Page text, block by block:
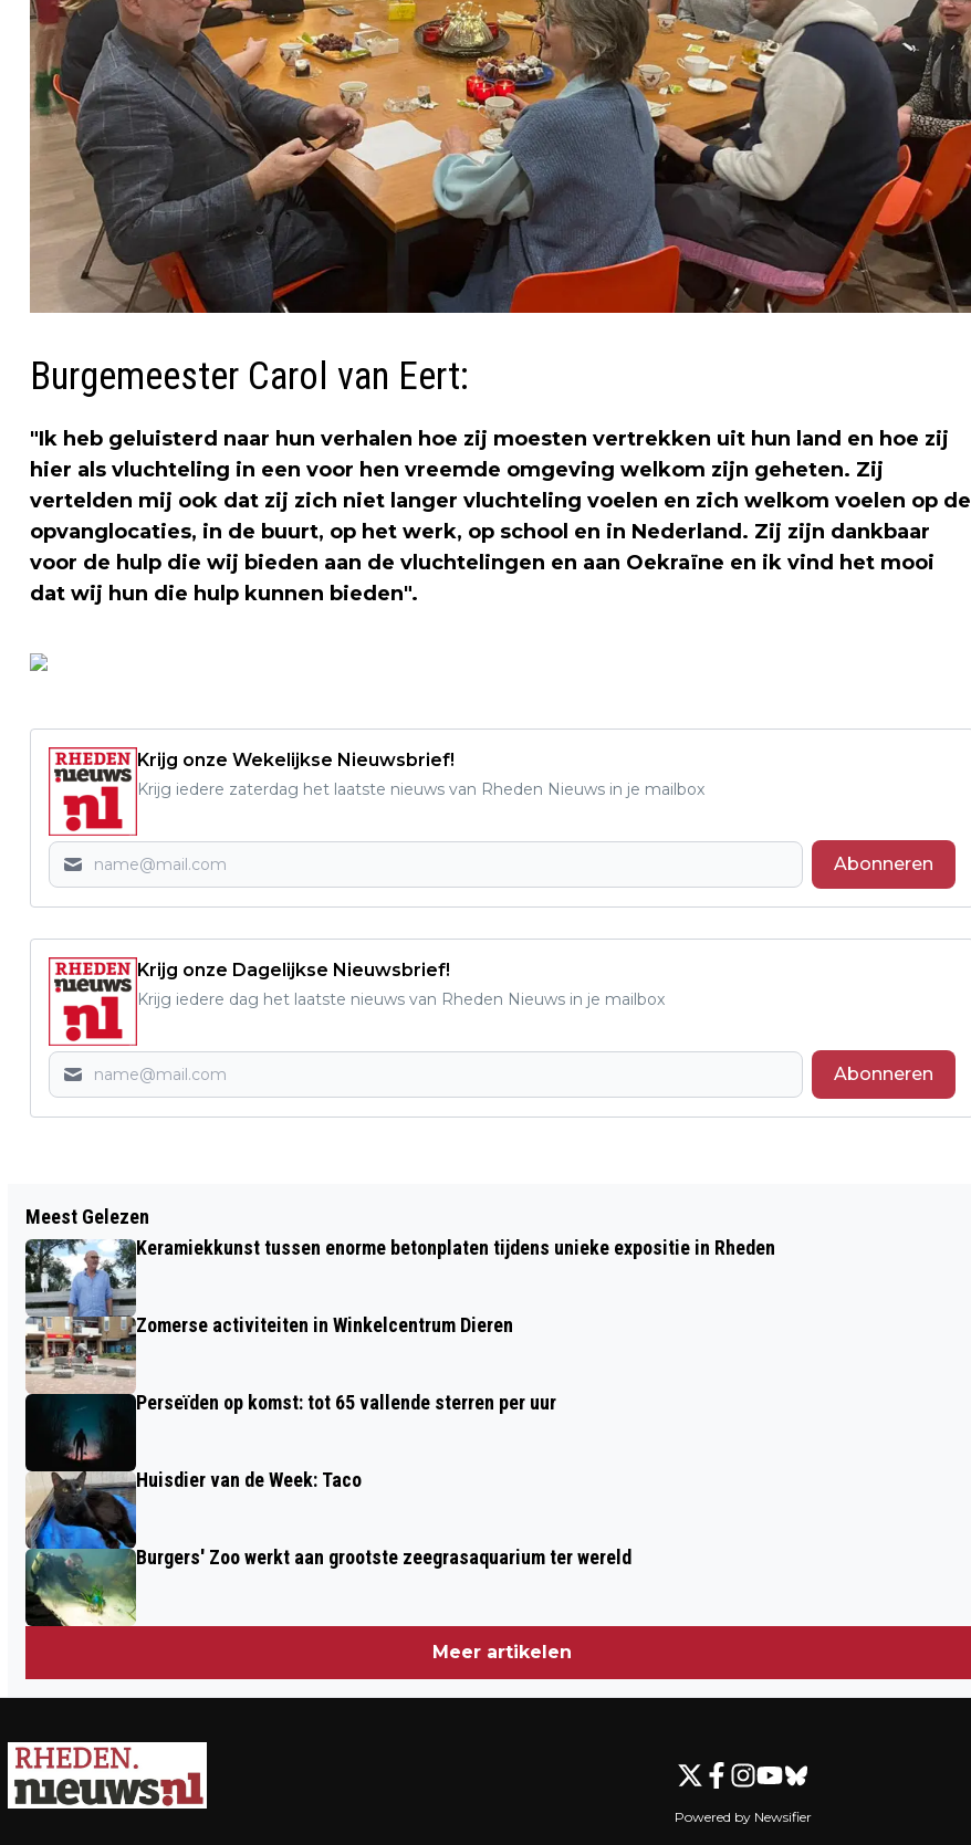
Burgemeester Carol van Eert:
"Ik heb geluisterd naar hun verhalen hoe zij moesten vertrekken uit hun land en hoe zij
hier als vluchteling in een voor hen vreemde omgeving welkom zijn geheten. Zij
vertelden mij ook dat zij zich niet langer vluchteling voelen en zich welkom voelen op de
opvanglocaties, in de buurt, op het werk, op school en in Nederland. Zij zijn dankbaar
voor de hulp die wij bieden aan de vluchtelingen en aan Oekraïne en ik vind het mooi
dat wij hun die hulp kunnen bieden".
Krijg onze Wekelijkse Nieuwsbrief!
Krijg iedere zaterdag het laatste nieuws van Rheden Nieuws in je mailbox
Abonneren
Krijg onze Dagelijkse Nieuwsbrief!
Krijg iedere dag het laatste nieuws van Rheden Nieuws in je mailbox
Abonneren
CURSUS WILDE PLANTEN BIJ KNNV
ARNHEM VANAF 29 MAART 2023
OP RHEDEN” INZENDEN TOT 1 MAART
Meest Gelezen
Keramiekkunst tussen enorme betonplaten tijdens unieke expositie in Rheden
Zomerse activiteiten in Winkelcentrum Dieren
Perseïden op komst: tot 65 vallende sterren per uur
Huisdier van de Week: Taco
Burgers' Zoo werkt aan grootste zeegrasaquarium ter wereld
Meer artikelen
Powered by Newsifier